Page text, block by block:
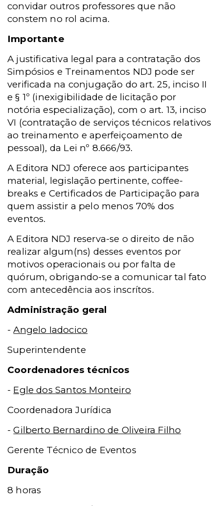
convidar outros professores que não
constem no rol acima.
Importante
A justificativa legal para a contratação dos
Simpósios e Treinamentos NDJ pode ser
verificada na conjugação do art. 25, inciso II
e § 1º (inexigibilidade de licitação por
notória especialização), com o art. 13, inciso
VI (contratação de serviços técnicos relativos
ao treinamento e aperfeiçoamento de
pessoal), da Lei nº 8.666/93.
A Editora NDJ oferece aos participantes
material, legislação pertinente, coffee-
breaks e Certificados de Participação para
quem assistir a pelo menos 70% dos
eventos.
A Editora NDJ reserva-se o direito de não
realizar algum(ns) desses eventos por
motivos operacionais ou por falta de
quórum, obrigando-se a comunicar tal fato
com antecedência aos inscrítos.
Administração geral
-Angelo Iadocico
Superintendente
Coordenadores técnicos
- Egle dos Santos Monteiro
Coordenadora Jurídica
-Gilberto Bernardino de Oliveira Filho
Gerente Técnico de Eventos
Duração
8 horas